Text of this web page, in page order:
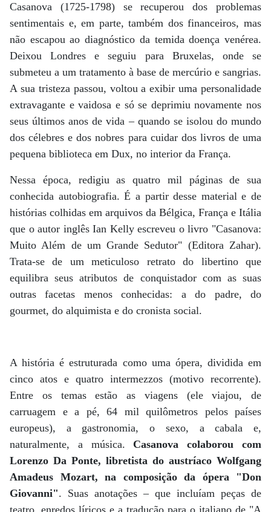
Casanova (1725-1798) se recuperou dos problemas
sentimentais e, em parte, também dos financeiros, mas
não escapou ao diagnóstico da temida doença venérea.
Deixou Londres e seguiu para Bruxelas, onde se
submeteu a um tratamento à base de mercúrio e sangrias.
A sua tristeza passou, voltou a exibir uma personalidade
extravagante e vaidosa e só se deprimiu novamente nos
seus últimos anos de vida – quando se isolou do mundo
dos célebres e dos nobres para cuidar dos livros de uma
pequena biblioteca em Dux, no interior da França.
Nessa época, redigiu as quatro mil páginas de sua
conhecida autobiografia. É a partir desse material e de
histórias colhidas em arquivos da Bélgica, França e Itália
que o autor inglês Ian Kelly escreveu o livro "Casanova:
Muito Além de um Grande Sedutor" (Editora Zahar).
Trata-se de um meticuloso retrato do libertino que
equilibra seus atributos de conquistador com as suas
outras facetas menos conhecidas: a do padre, do
gourmet, do alquimista e do cronista social.
A história é estruturada como uma ópera, dividida em
cinco atos e quatro intermezzos (motivo recorrente).
Entre os temas estão as viagens (ele viajou, de
carruagem e a pé, 64 mil quilômetros pelos países
europeus), a gastronomia, o sexo, a cabala e,
naturalmente, a música. Casanova colaborou com
Lorenzo Da Ponte, libretista do austríaco Wolfgang
Amadeus Mozart, na composição da ópera "Don
Giovanni". Suas anotações – que incluíam peças de
teatro, enredos líricos e a tradução para o italiano de "A